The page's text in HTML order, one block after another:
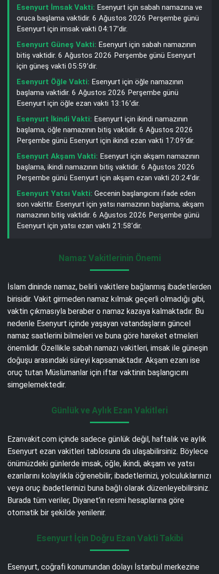
Esenyurt İmsak Vakti: Esenyurt için sabah namazına ve
oruca başlama vaktidir. 6 Ağustos 2026 Perşembe günü
Esenyurt için imsak vakti 04:17’dir.
Esenyurt Güneş Vakti: Esenyurt için sabah namazının
bitiş vaktidir. 6 Ağustos 2026 Perşembe günü Esenyurt
için güneş vakti 05:59’dir.
Esenyurt Öğle Vakti: Esenyurt için öğle namazının
başlama vaktidir. 6 Ağustos 2026 Perşembe günü
Esenyurt için öğle ezan vakti 13:16’dir.
Esenyurt İkindi Vakti: Esenyurt için ikindi namazının
başlama, öğle namazının bitiş vaktidir. 6 Ağustos 2026
Perşembe günü Esenyurt için ikindi ezan vakti 17:09’dir.
Esenyurt Akşam Vakti: Esenyurt için akşam namazının
başlama, ikindi namazının bitiş vaktidir. 6 Ağustos 2026
Perşembe günü Esenyurt için akşam ezan vakti 20:24’dir.
Esenyurt Yatsı Vakti: Gecenin başlangıcını ifade eden
son vakittir. Esenyurt için yatsı namazının başlama, akşam
namazının bitiş vaktidir. 6 Ağustos 2026 Perşembe günü
Esenyurt için yatsı ezan vakti 21:58’dir.
Namaz Vakitlerinin Önemi
İslam dininde namaz, belirli vakitlere bağlanmış ibadetlerden
birisidir. Vakit girmeden namaz kılmak geçerli olmadığı gibi,
vaktin çıkmasıyla beraber o namaz kazaya kalmaktadır. Bu
nedenle Esenyurt içinde yaşayan vatandaşların güncel
namaz saatlerini bilmeleri ve buna göre hareket etmeleri
önemlidir. Özellikle sabah namazı vakitleri, imsak ile güneşin
doğuşu arasındaki süreyi kapsamaktadır. Akşam ezanı ise
oruç tutan Müslümanlar için iftar vaktinin başlangıcını
simgelemektedir.
Günlük ve Aylık Ezan Vakitleri
Ezanvakit.com içinde sadece günlük değil, haftalık ve aylık
Esenyurt ezan vakitleri tablosuna da ulaşabilirsiniz. Böylece
önümüzdeki günlerde imsak, öğle, ikindi, akşam ve yatsı
ezanlarını kolaylıkla öğrenebilir; ibadetlerinizi, yolculuklarınızı
veya oruç ibadetlerinizi buna bağlı olarak düzenleyebilirsiniz.
Burada tüm veriler, Diyanet’in resmi hesaplarına göre
otomatik bir şekilde yenilenir.
Esenyurt İçin Doğru Ezan Vakti Takibi
Esenyurt, coğrafi konumundan dolayı İstanbul merkezine